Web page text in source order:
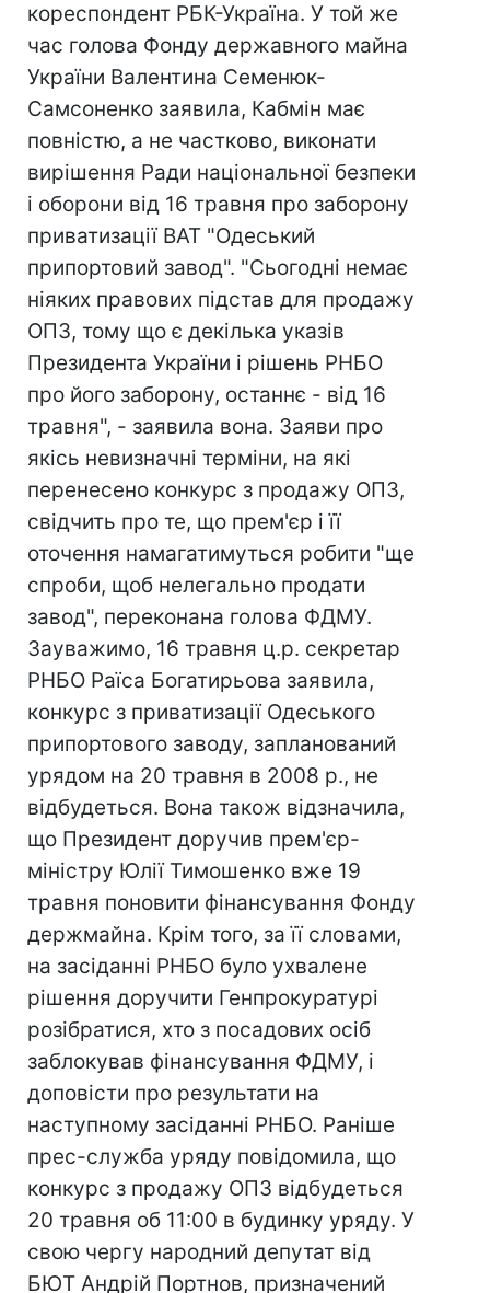
кореспондент РБК-Україна. У той же
час голова Фонду державного майна
України Валентина Семенюк-
Самсоненко заявила, Кабмін має
повністю, а не частково, виконати
вирішення Ради національної безпеки
і оборони від 16 травня про заборону
приватизації ВАТ "Одеський
припортовий завод". "Сьогодні немає
ніяких правових підстав для продажу
ОПЗ, тому що є декілька указів
Президента України і рішень РНБО
про його заборону, останнє - від 16
травня", - заявила вона. Заяви про
якісь невизначні терміни, на які
перенесено конкурс з продажу ОПЗ,
свідчить про те, що прем'єр і її
оточення намагатимуться робити "ще
спроби, щоб нелегально продати
завод", переконана голова ФДМУ.
Зауважимо, 16 травня ц.р. секретар
РНБО Раїса Богатирьова заявила,
конкурс з приватизації Одеського
припортового заводу, запланований
урядом на 20 травня в 2008 р., не
відбудеться. Вона також відзначила,
що Президент доручив прем'єр-
міністру Юлії Тимошенко вже 19
травня поновити фінансування Фонду
держмайна. Крім того, за її словами,
на засіданні РНБО було ухвалене
рішення доручити Генпрокуратурі
розібратися, хто з посадових осіб
заблокував фінансування ФДМУ, і
доповісти про результати на
наступному засіданні РНБО. Раніше
прес-служба уряду повідомила, що
конкурс з продажу ОПЗ відбудеться
20 травня об 11:00 в будинку уряду. У
свою чергу народний депутат від
БЮТ Андрій Портнов, призначений